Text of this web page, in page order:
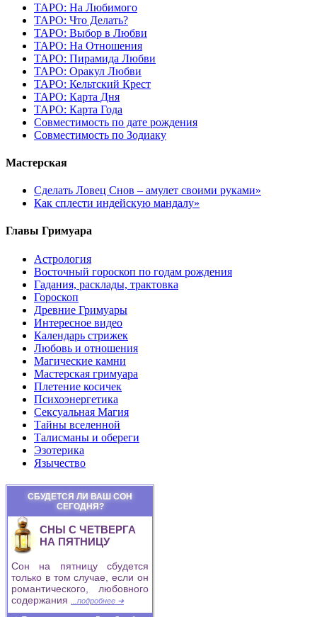
ТАРО: На Любимого
ТАРО: Что Делать?
ТАРО: Выбор в Любви
ТАРО: На Отношения
ТАРО: Пирамида Любви
ТАРО: Оракул Любви
ТАРО: Кельтский Крест
ТАРО: Карта Дня
ТАРО: Карта Года
Cовместимость по дате рождения
Cовместимость по Зодиаку
Мастерская
Сделать Ловец Снов – амулет своими руками»
Как сплести индейскую мандалу»
Главы Гримуара
Астрология
Восточный гороскоп по годам рождения
Гадания, расклады, трактовка
Гороскоп
Древние Гримуары
Интересное видео
Календарь стрижек
Любовь и отношения
Магические камни
Мастерская гримуара
Плетение косичек
Психоэнергетика
Сексуальная Магия
Тайны вселенной
Талисманы и обереги
Эзотерика
Язычество
СБУДЕТСЯ ЛИ ВАШ СОН
СЕГОДНЯ?
СНЫ С ЧЕТВЕРГА
НА ПЯТНИЦУ
Сон на пятницу сбудется
только в том случае, если он
романтического, любовного
содержания
...подробнее ➜